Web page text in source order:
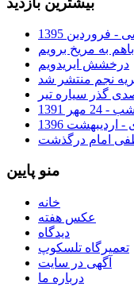
1395
درخشش ایریدویم
نجم منتشر شد
گذر سیاره تیر
1391
1396
امام درگذشت
منو پایین
خانه
عکس هفته
دیدگاه
تعمیرگاه تلسکوپ
آگهی در سایت
درباره ما